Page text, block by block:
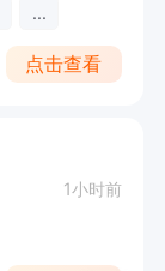
...
点击查看
1小时前